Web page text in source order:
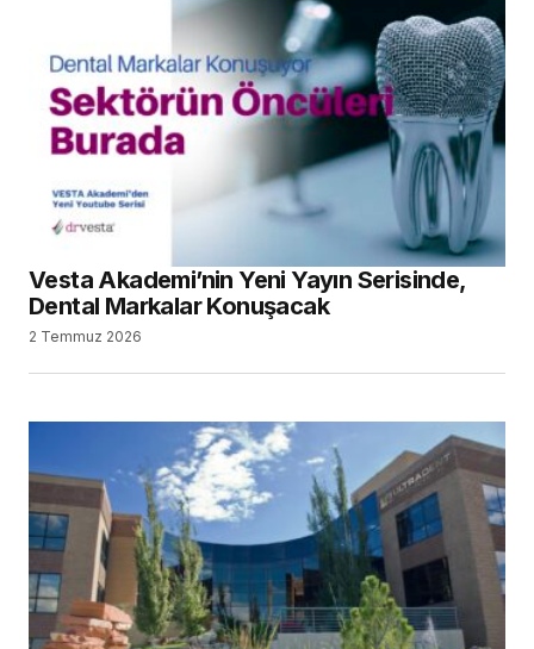
Vesta Akademi’nin Yeni Yayın Serisinde,
Dental Markalar Konuşacak
2 Temmuz 2026